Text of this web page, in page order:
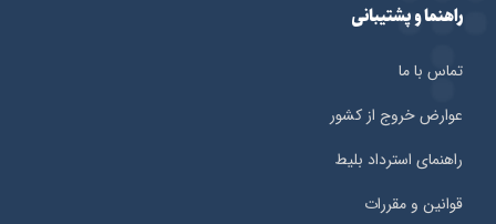
راهنما و پشتیبانی
تماس با ما
عوارض خروج از کشور
راهنمای استرداد بلیط
قوانین و مقررات